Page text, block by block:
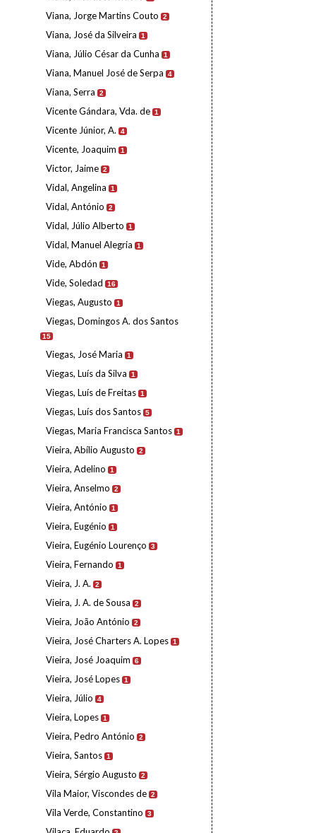
Viana, Jorge Martins Couto 2
Viana, José da Silveira 1
Viana, Júlio César da Cunha 1
Viana, Manuel José de Serpa 4
Viana, Serra 2
Vicente Gándara, Vda. de 1
Vicente Júnior, A. 4
Vicente, Joaquim 1
Victor, Jaime 2
Vidal, Angelina 1
Vidal, António 2
Vidal, Júlio Alberto 1
Vidal, Manuel Alegria 1
Vide, Abdón 1
Vide, Soledad 16
Viegas, Augusto 1
Viegas, Domingos A. dos Santos
15
Viegas, José Maria 1
Viegas, Luís da Silva 1
Viegas, Luís de Freitas 1
Viegas, Luís dos Santos 5
Viegas, Maria Francisca Santos 1
Vieira, Abílio Augusto 2
Vieira, Adelino 1
Vieira, Anselmo 2
Vieira, António 1
Vieira, Eugénio 1
Vieira, Eugénio Lourenço 3
Vieira, Fernando 1
Vieira, J. A. 2
Vieira, J. A. de Sousa 2
Vieira, João António 2
Vieira, José Charters A. Lopes 1
Vieira, José Joaquim 6
Vieira, José Lopes 1
Vieira, Júlio 4
Vieira, Lopes 1
Vieira, Pedro António 2
Vieira, Santos 1
Vieira, Sérgio Augusto 2
Vila Maior, Viscondes de 2
Vila Verde, Constantino 3